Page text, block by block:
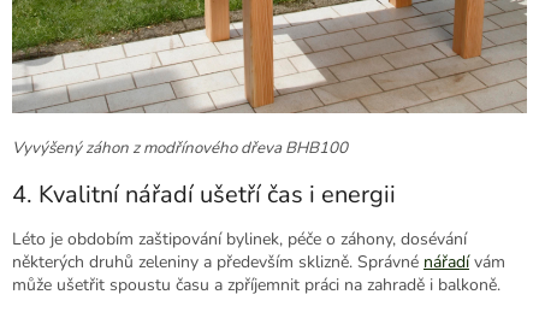
Vyvýšený záhon z modřínového dřeva BHB100
4. Kvalitní nářadí ušetří čas i energii
Léto je obdobím zaštipování bylinek, péče o záhony, dosévání
některých druhů zeleniny a především sklizně. Správné nářadívám
může ušetřit spoustu času a zpříjemnit práci na zahradě i balkoně.